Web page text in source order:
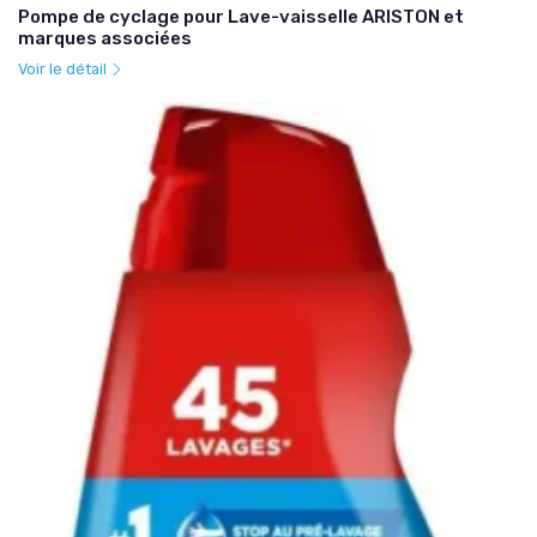
Pompe de cyclage pour Lave-vaisselle ARISTON et
marques associées
Voir le détail